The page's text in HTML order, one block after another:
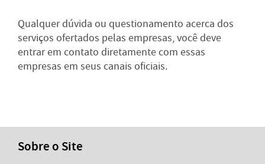
Qualquer dúvida ou questionamento acerca dos
serviços ofertados pelas empresas, você deve
entrar em contato diretamente com essas
empresas em seus canais oficiais.
Sobre o Site